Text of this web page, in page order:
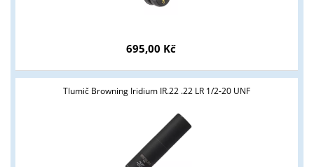
695,00 Kč
Tlumič Browning Iridium IR.22 .22 LR 1/2-20 UNF